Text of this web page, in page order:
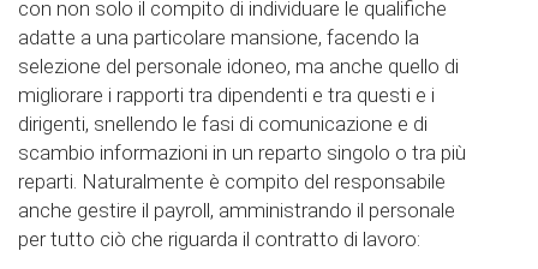
con non solo il compito di individuare le qualifiche
adatte a una particolare mansione, facendo la
selezione del personale idoneo, ma anche quello di
migliorare i rapporti tra dipendenti e tra questi e i
dirigenti, snellendo le fasi di comunicazione e di
scambio informazioni in un reparto singolo o tra più
reparti. Naturalmente è compito del responsabile
anche gestire il payroll, amministrando il personale
per tutto ciò che riguarda il contratto di lavoro: